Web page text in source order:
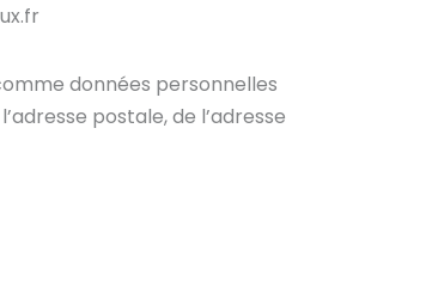
données personnelles
postale, de l’adresse